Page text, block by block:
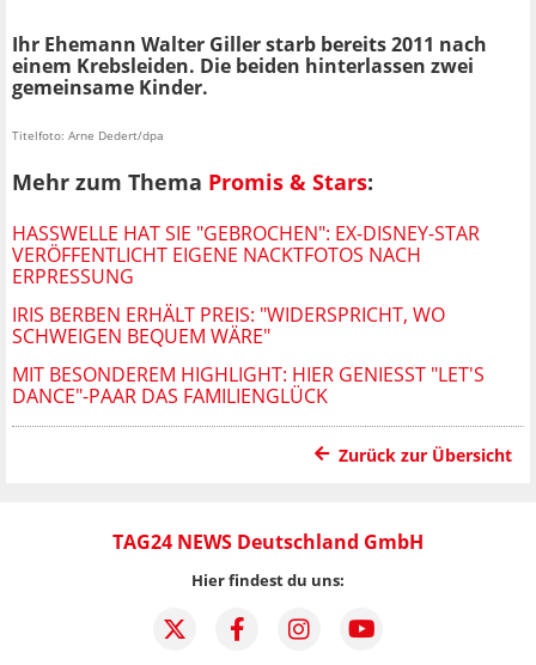
Ihr Ehemann Walter Giller starb bereits 2011 nach
einem Krebsleiden. Die beiden hinterlassen zwei
gemeinsame Kinder.
Titelfoto: Arne Dedert/dpa
Mehr zum Thema Promis & Stars:
HASSWELLE HAT SIE "GEBROCHEN": EX-DISNEY-STAR
VERÖFFENTLICHT EIGENE NACKTFOTOS NACH
ERPRESSUNG
IRIS BERBEN ERHÄLT PREIS: "WIDERSPRICHT, WO
SCHWEIGEN BEQUEM WÄRE"
MIT BESONDEREM HIGHLIGHT: HIER GENIESST "LET'S D
ANCE"-PAAR DAS FAMILIENGLÜCK
Zurück zur Übersicht
TAG24 NEWS Deutschland GmbH
Hier findest du uns: